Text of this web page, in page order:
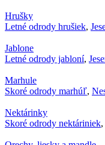
Hrušky
Letné odrody hrušiek,
Jablone
Letné odrody jabloní,
Marhule
Skoré odrody marhúľ,
Nektárinky
Skoré odrody nektáriniek,